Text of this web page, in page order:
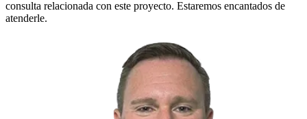
consulta relacionada con este proyecto. Estaremos encantados de
atenderle.